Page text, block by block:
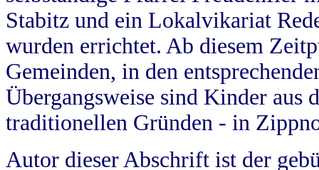
Stabitz und ein Lokalvikariat
wurden errichtet. Ab diesem
Gemeinden, in den
Übergangsweise sind Kinder aus
traditionellen Gründen - in
Autor dieser Abschrift ist der